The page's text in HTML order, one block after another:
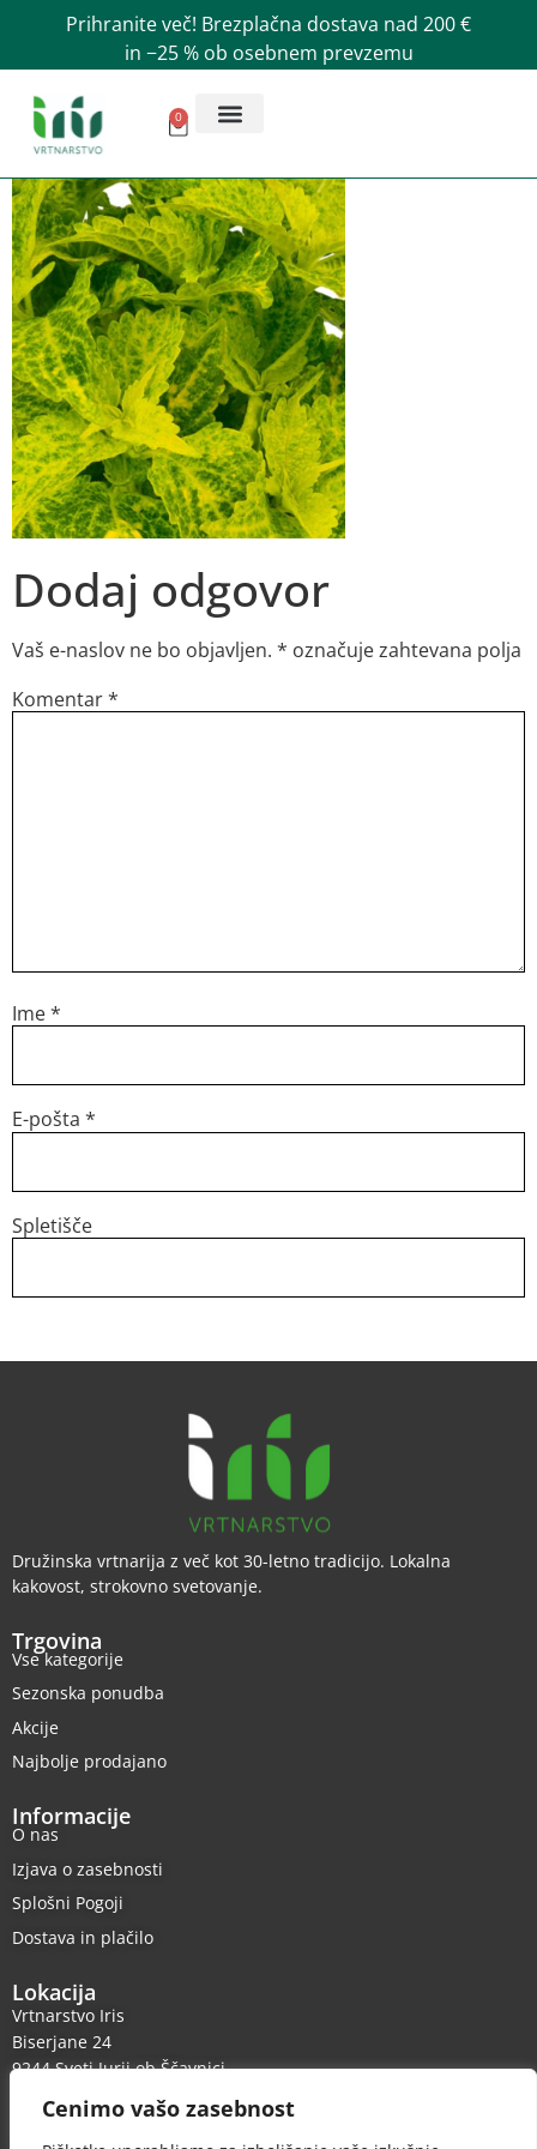
Cenimo vašo zasebnost
Prihranite več! Brezplačna dostava nad 200 €
in −25 % ob osebnem prevzemu
0
Dodaj odgovor
Vaš e-naslov ne bo objavljen. * označuje zahtevana polja
Komentar*
Ime*
E-pošta *
Spletišče
Družinska vrtnarija z več kot 30-letno tradicijo. Lokalna
kakovost, strokovno svetovanje.
Trgovina
Vse kategorije
Sezonska ponudba
Akcije
Najbolje prodajano
Informacije
O nas
Izjava o zasebnosti
Splošni Pogoji
Dostava in plačilo
Lokacija
Vrtnarstvo Iris
Biserjane 24
9244 Sveti Jurij ob Ščavnici
Kontakt